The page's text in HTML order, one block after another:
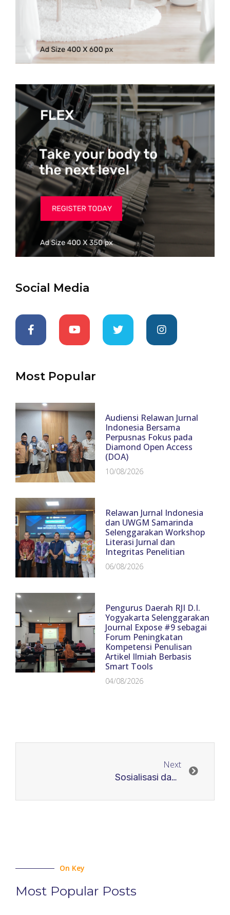
Social Media
Most Popular
Audiensi Relawan Jurnal
Indonesia Bersama
Perpusnas Fokus pada
Diamond Open Access
(DOA)
10/08/2026
Relawan Jurnal Indonesia
dan UWGM Samarinda
Selenggarakan Workshop
Literasi Jurnal dan
Integritas Penelitian
06/08/2026
Pengurus Daerah RJI D.I.
Yogyakarta Selenggarakan
Journal Expose #9 sebagai
Forum Peningkatan
Kompetensi Penulisan
Artikel Ilmiah Berbasis
Smart Tools
04/08/2026
Next
Sosialisasi dan Uji Coba LMS RJI Academy
On Key
Most Popular Posts